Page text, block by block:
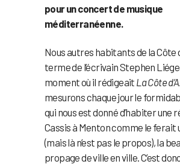
pour un concert de musique
méditerranéenne.
Nous autres habitants de la Côte
terme de l’écrivain Stephen
moment où il rédigeait La Côte
mesurons chaque jour le
qui nous est donné d’habiter une
Cassis à Menton comme le ferait
(mais là n’est pas le propos), la
propage de ville en ville. C’est